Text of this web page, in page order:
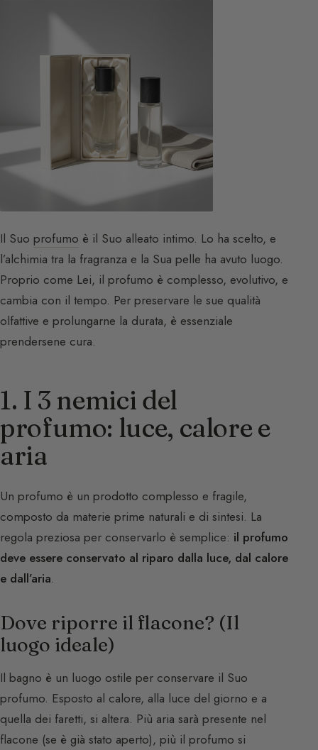
Il Suo profumo è il Suo alleato intimo. Lo ha scelto, e
l’alchimia tra la fragranza e la Sua pelle ha avuto luogo.
Proprio come Lei, il profumo è complesso, evolutivo, e
cambia con il tempo. Per preservare le sue qualità
olfattive e prolungarne la durata, è essenziale
prendersene cura.
1. I 3 nemici del
profumo: luce, calore e
aria
Un profumo è un prodotto complesso e fragile,
composto da materie prime naturali e di sintesi. La
regola preziosa per conservarlo è semplice: il profumo
deve essere conservato al riparo dalla luce, dal calore
e dall’aria.
Dove riporre il flacone? (Il
luogo ideale)
Il bagno è un luogo ostile per conservare il Suo
profumo. Esposto al calore, alla luce del giorno e a
quella dei faretti, si altera. Più aria sarà presente nel
flacone (se è già stato aperto), più il profumo si